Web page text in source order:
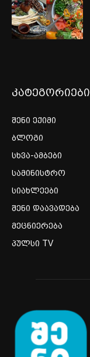
კატეგორიები
შენი ექიმი
ბლოგი
სხვა-ამბები
სამინისტრო
სიახლეები
შენი დაავადება
მეცნიერება
პულსი TV